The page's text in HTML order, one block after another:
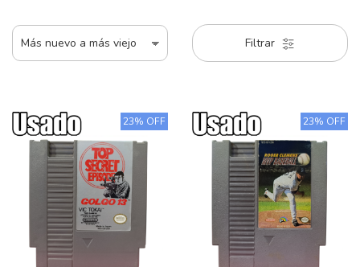
Filtrar
23% OFF 23% OFF